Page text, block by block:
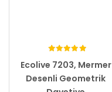
Ecolive 7203, Mermer
Desenli Geometrik